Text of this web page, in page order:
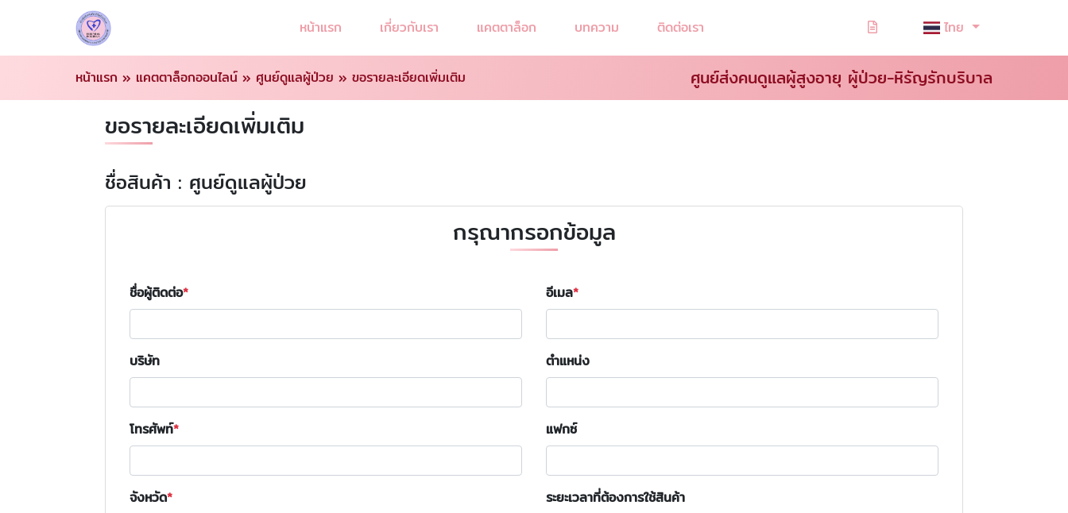
หน้าแรก เกี่ยวกับเรา แคตตาล็อก บทความ ติดต่อเรา ไทย
หน้าแรก » แคตตาล็อกออนไลน์ » ศูนย์ดูแลผู้ป่วย » ขอรายละเอียดเพิ่มเติม ศูนย์ส่งคนดูแลผู้สูงอายุ ผู้ป่วย-หิรัญรักบริบาล
ขอรายละเอียดเพิ่มเติม
ชื่อสินค้า : ศูนย์ดูแลผู้ป่วย
กรุณากรอกข้อมูล
ชื่อผู้ติดต่อ อีเมล
บริษัท ตำแหน่ง
โทรศัพท์ แฟกซ์
จังหวัด ระยะเวลาที่ต้องการใช้สินค้า